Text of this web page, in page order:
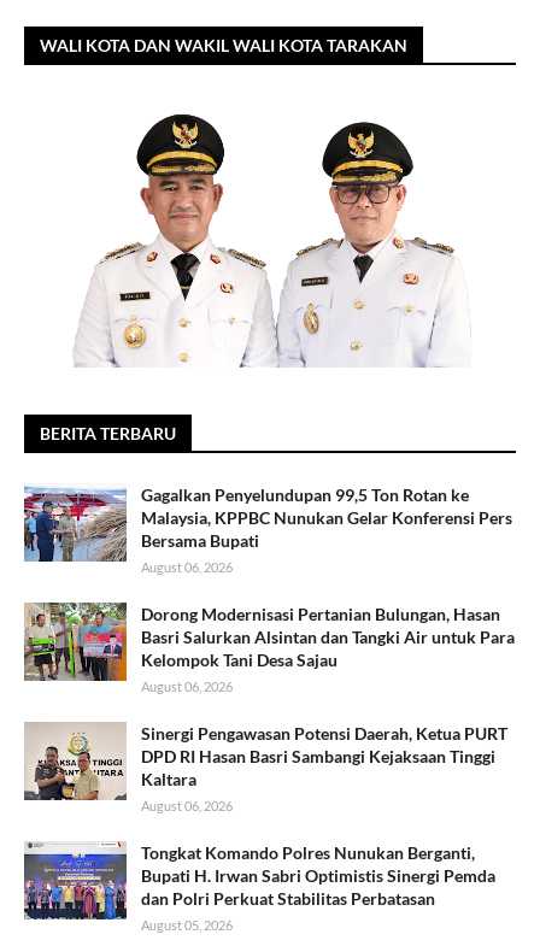
WALI KOTA DAN WAKIL WALI KOTA TARAKAN
BERITA TERBARU
Gagalkan Penyelundupan 99,5 Ton Rotan ke
Malaysia, KPPBC Nunukan Gelar Konferensi Pers
Bersama Bupati
August 06, 2026
Dorong Modernisasi Pertanian Bulungan, Hasan
Basri Salurkan Alsintan dan Tangki Air untuk Para
Kelompok Tani Desa Sajau
August 06, 2026
Sinergi Pengawasan Potensi Daerah, Ketua PURT
DPD RI Hasan Basri Sambangi Kejaksaan Tinggi
Kaltara
August 06, 2026
Tongkat Komando Polres Nunukan Berganti,
Bupati H. Irwan Sabri Optimistis Sinergi Pemda
dan Polri Perkuat Stabilitas Perbatasan
August 05, 2026